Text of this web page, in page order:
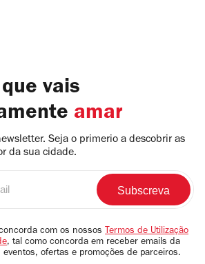
vais
amar
Seja o primerio a descobrir as
da sua cidade.
com os nossos Termos de Utilização
, tal como concorda em receber emails da
eventos, ofertas e promoções de parceiros.